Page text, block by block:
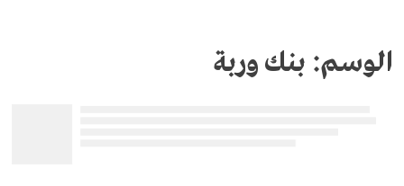
الوسم: بنك وربة